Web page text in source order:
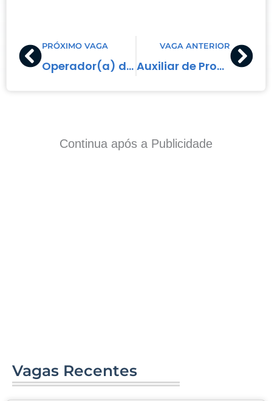
Prev
PRÓXIMO VAGA
Operador(a) de Caixa
VAGA ANTERIOR
Auxiliar de Produção
Continua após a Publicidade
Vagas Recentes